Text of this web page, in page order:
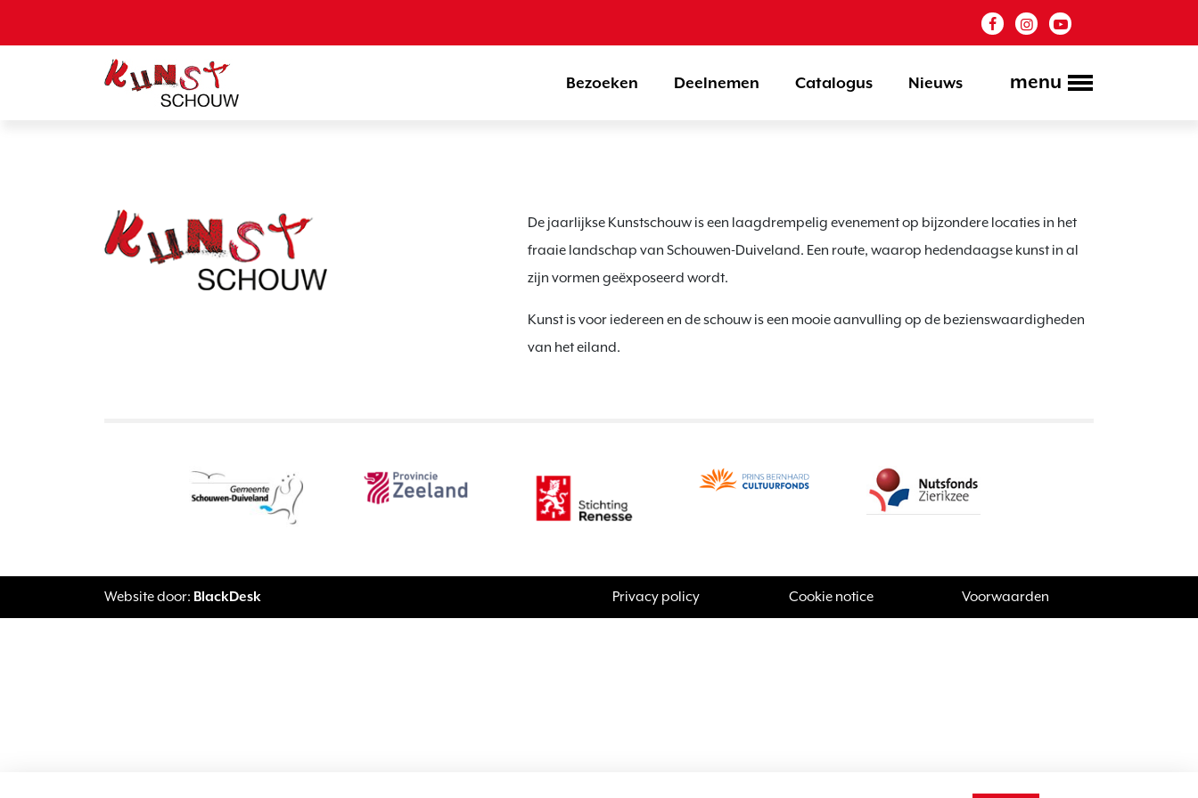
Bezoeken Deelnemen Catalogus Nieuws menu
De jaarlijkse Kunstschouw is een laagdrempelig evenement op bijzondere locaties in het
fraaie landschap van Schouwen-Duiveland. Een route, waarop hedendaagse kunst in al
zijn vormen geëxposeerd wordt.
Kunst is voor iedereen en de schouw is een mooie aanvulling op de bezienswaardigheden
van het eiland.
Website door: BlackDesk Privacy policy Cookie notice Voorwaarden